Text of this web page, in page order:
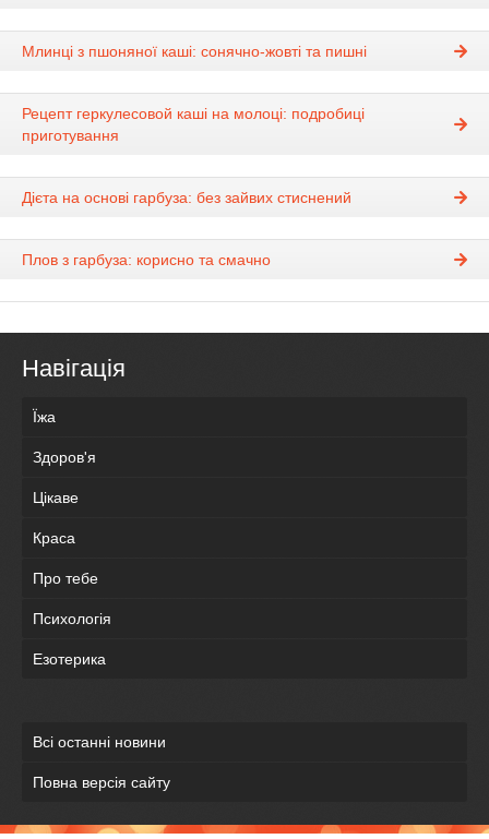
Млинці з пшоняної каші: сонячно-жовті та пишні
Рецепт геркулесовой каші на молоці: подробиці
приготування
Дієта на основі гарбуза: без зайвих стиснений
Плов з гарбуза: корисно та смачно
Навігація
Їжа
Здоров'я
Цікаве
Краса
Про тебе
Психологія
Езотерика
Всі останні новини
Повна версія сайту